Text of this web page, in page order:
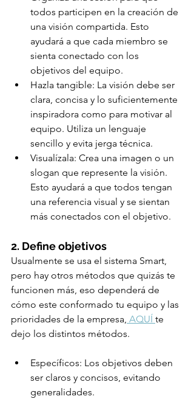
todos participen en la creación de
una visión compartida. Esto
ayudará a que cada miembro se
sienta conectado con los
objetivos del equipo.
Hazla tangible: La visión debe ser
clara, concisa y lo suficientemente
inspiradora como para motivar al
equipo. Utiliza un lenguaje
sencillo y evita jerga técnica.
Visualízala: Crea una imagen o un
slogan que represente la visión.
Esto ayudará a que todos tengan
una referencia visual y se sientan
más conectados con el objetivo.
2. Define objetivos
Usualmente se usa el sistema Smart,
pero hay otros métodos que quizás te
funcionen más, eso dependerá de
cómo este conformado tu equipo y las
prioridades de la empresa, AQUÍ te
dejo los distintos métodos.
Específicos: Los objetivos deben
ser claros y concisos, evitando
generalidades.